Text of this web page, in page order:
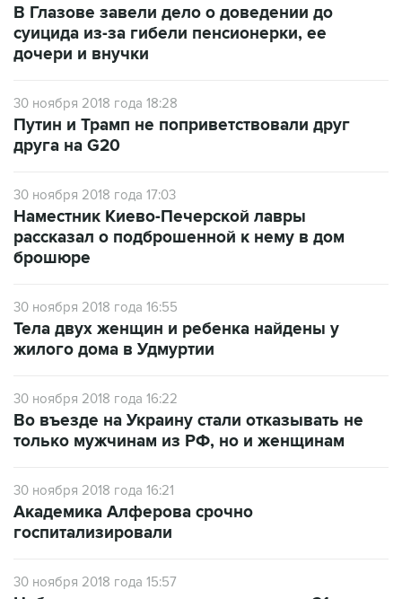
В Глазове завели дело о доведении до
суицида из-за гибели пенсионерки, ее
дочери и внучки
30 ноября 2018 года 18:28
Путин и Трамп не поприветствовали друг
друга на G20
30 ноября 2018 года 17:03
Наместник Киево-Печерской лавры
рассказал о подброшенной к нему в дом
брошюре
30 ноября 2018 года 16:55
Тела двух женщин и ребенка найдены у
жилого дома в Удмуртии
30 ноября 2018 года 16:22
Во въезде на Украину стали отказывать не
только мужчинам из РФ, но и женщинам
30 ноября 2018 года 16:21
Академика Алферова срочно
госпитализировали
30 ноября 2018 года 15:57